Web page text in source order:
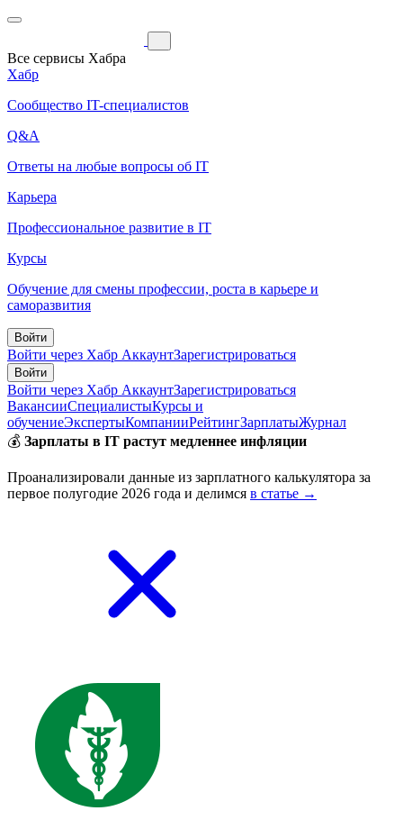
Все сервисы Хабра
Хабр
Сообщество IT-специалистов
Q&A
Ответы на любые вопросы об IT
Карьера
Профессиональное развитие в IT
Курсы
Обучение для смены профессии, роста в карьере и
саморазвития
Войти
Войти через Хабр АккаунтЗарегистрироваться
Войти
Войти через Хабр АккаунтЗарегистрироваться
ВакансииСпециалистыКурсы и
обучениеЭкспертыКомпанииРейтингЗарплатыЖурнал
💰 Зарплаты в IT растут медленнее инфляции
Проанализировали данные из зарплатного калькулятора за
первое полугодие 2026 года и делимся в статье →